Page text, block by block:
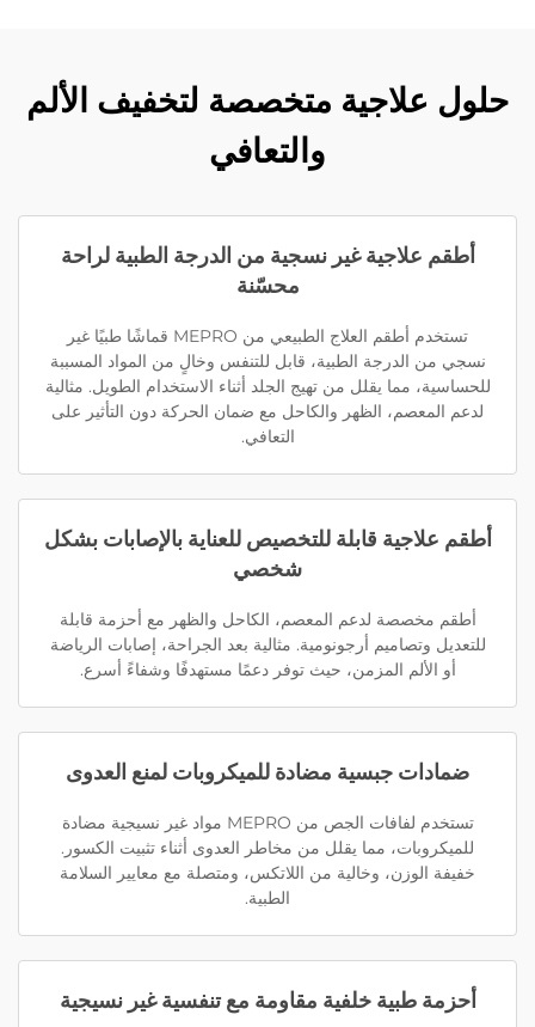
حلول علاجية متخصصة لتخفيف الألم
والتعافي
أطقم علاجية غير نسجية من الدرجة الطبية لراحة
محسّنة
تستخدم أطقم العلاج الطبيعي من MEPRO قماشًا طبيًا غير
نسجي من الدرجة الطبية، قابل للتنفس وخالٍ من المواد المسببة
للحساسية، مما يقلل من تهيج الجلد أثناء الاستخدام الطويل. مثالية
لدعم المعصم، الظهر والكاحل مع ضمان الحركة دون التأثير على
التعافي.
أطقم علاجية قابلة للتخصيص للعناية بالإصابات بشكل
شخصي
أطقم مخصصة لدعم المعصم، الكاحل والظهر مع أحزمة قابلة
للتعديل وتصاميم أرجونومية. مثالية بعد الجراحة، إصابات الرياضة
أو الألم المزمن، حيث توفر دعمًا مستهدفًا وشفاءً أسرع.
ضمادات جبسية مضادة للميكروبات لمنع العدوى
تستخدم لفافات الجص من MEPRO مواد غير نسيجية مضادة
للميكروبات، مما يقلل من مخاطر العدوى أثناء تثبيت الكسور.
خفيفة الوزن، وخالية من اللاتكس، ومتصلة مع معايير السلامة
الطبية.
أحزمة طبية خلفية مقاومة مع تنفسية غير نسيجية